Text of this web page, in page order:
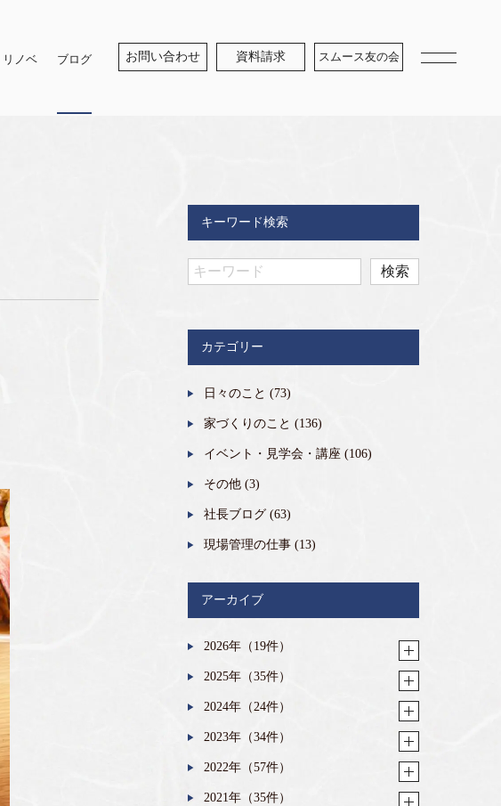
リノベ ブログ お問い合わせ 資料請求 スムース友の会
キーワード検索
カテゴリー
日々のこと (73)
家づくりのこと (136)
イベント・見学会・講座 (106)
その他 (3)
社長ブログ (63)
現場管理の仕事 (13)
アーカイブ
2026年（19件）
2025年（35件）
2024年（24件）
2023年（34件）
2022年（57件）
2021年（35件）